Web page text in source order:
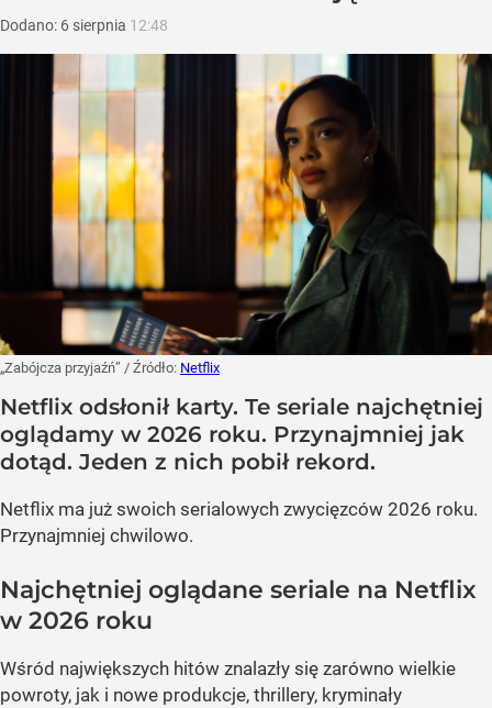
Dodano: 6 sierpnia 12:48
„Zabójcza przyjaźń” / Źródło: Netflix
Netflix odsłonił karty. Te seriale najchętniej
oglądamy w 2026 roku. Przynajmniej jak
dotąd. Jeden z nich pobił rekord.
Netflix ma już swoich serialowych zwycięzców 2026 roku.
Przynajmniej chwilowo.
Najchętniej oglądane seriale na Netflix
w 2026 roku
Wśród największych hitów znalazły się zarówno wielkie
powroty, jak i nowe produkcje, thrillery, kryminały